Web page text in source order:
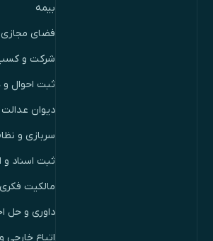
بیمه
فضای مجازی
شرکت و
ثبت احوال
دیوان عدالت
سربازی و
ثبت اسناد و
مالکیت فکری
داوری و حل
اتباع